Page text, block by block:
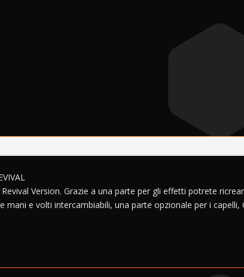
Version. Grazie a una parte per gli effetti potrete
mani e volti intercambiabili, una parte opzionale per i capelli,